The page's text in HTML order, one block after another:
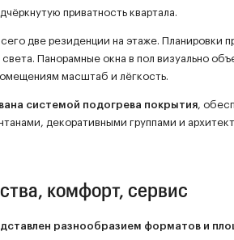
приватность квартала.
две резиденции на этаже. Планировки
Панорамные окна в пол визуально
масштаб и лёгкость.
системой подогрева покрытия,
декоративными группами и
комфорт, сервис
разнообразием форматов и